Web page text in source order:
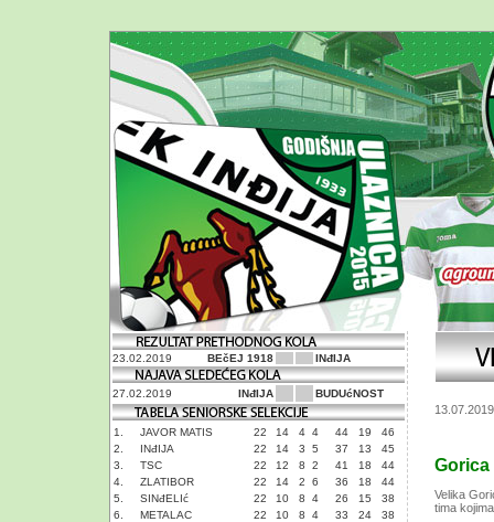
23.02.2019 BEčEJ 1918 INđIJA
27.02.2019 INđIJA BUDUćNOST
1. JAVOR MATIS 22 14 4 4 44 19
46
2.
INđIJA 22 14 3 5 37 13
45
3.
TSC 22 12 8 2 41 18
44
4.
ZLATIBOR 22 14 2 6 36 18
44
5.
SINđELIć 22 10 8 4 26 15
38
6.
METALAC 22 10 8 4 33 24
38
13.07.2019
Gorica
Velika
tima